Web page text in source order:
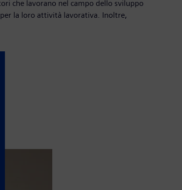
che lavorano nel campo dello sviluppo
la loro attività lavorativa. Inoltre,